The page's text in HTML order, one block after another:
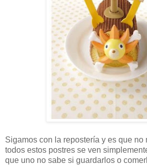
Sigamos con la repostería y es que no
todos estos postres se ven
que uno no sabe si guardarlos o